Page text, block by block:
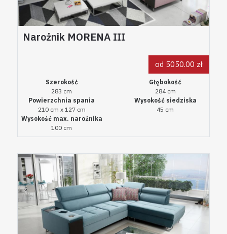
Narożnik MORENA III
od 5050.00 zł
Szerokość
283 cm
Głębokość
284 cm
Powierzchnia spania
210 cm x 127 cm
Wysokość siedziska
45 cm
Wysokość max. narożnika
100 cm